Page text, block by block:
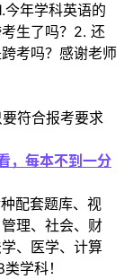
今年学科英语的
生了吗？2. 还
考吗？感谢老师
符合报考要求
，每本不到一分
配套题库、视
理、社会、财
、医学、计算
学科！